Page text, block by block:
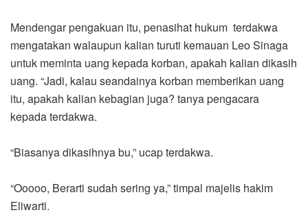
Mendengar pengakuan itu, penasihat hukum terdakwa
mengatakan walaupun kalian turuti kemauan Leo Sinaga
untuk meminta uang kepada korban, apakah kalian dikasih
uang. “Jadi, kalau seandainya korban memberikan uang
itu, apakah kalian kebagian juga? tanya pengacara
kepada terdakwa.
“Biasanya dikasihnya bu,” ucap terdakwa.
“Ooooo, Berarti sudah sering ya,” timpal majelis hakim
Eliwarti.